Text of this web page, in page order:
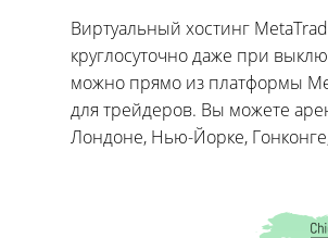
Виртуальный хостинг
круглосуточно даже при
можно прямо из платформы
для трейдеров. Вы можете
Лондоне, Нью-Йорке,